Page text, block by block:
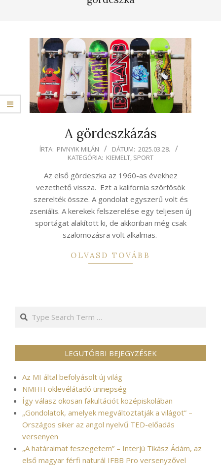
A gördeszkázás
2025-
ÍRTA: PIVNYIK MILÁN DÁTUM: 2025.03.28.
KATEGÓRIA: KIEMELT, SPORT
Az első gördeszka az 1960-as évekhez
vezethető vissza. Ezt a kalifornia szörfösök
szerelték össze. A gondolat egyszerű volt és
zseniális. A kerekek felszerelése egy teljesen új
sportágat alakított ki, de akkoriban még csak
szalomozásra volt alkalmas.
OLVASD TOVÁBB
Search
LEGUTÓBBI BEJEGYZÉSEK
Az MI által befolyásolt új világ
NMHH oklevélátadó ünnepség
Így válasz okosan fakultációt középiskolában
„Gondolatok, amelyek megváltoztatják a világot” –
Országos siker az angol nyelvű TED-előadás
versenyen
„A határaimat feszegetem” – Interjú Tikász Ádám, az
első magyar férfi naturál IFBB Pro versenyzővel